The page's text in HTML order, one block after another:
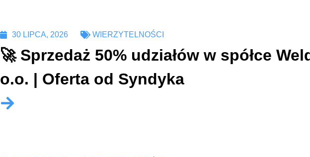
30 LIPCA, 2026 WIERZYTELNOŚCI
🚀 Sprzedaż 50% udziałów w spółce
o.o. | Oferta od Syndyka